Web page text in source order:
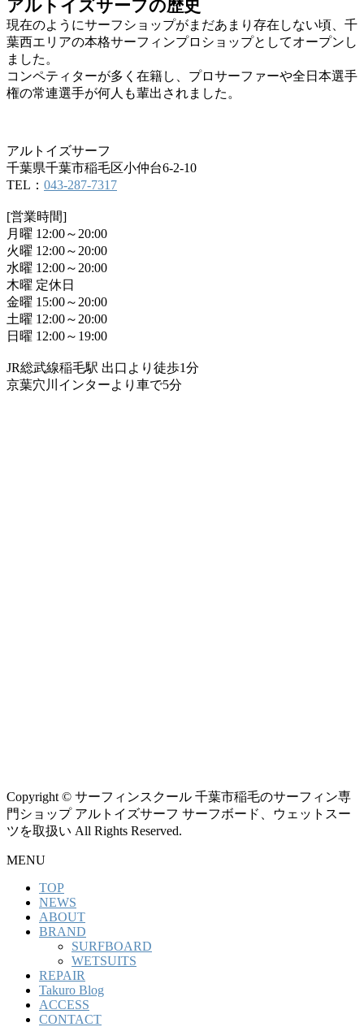
アルトイズサーフの歴史
現在のようにサーフショップがまだあまり存在しない頃、千
葉西エリアの本格サーフィンプロショップとしてオープンし
ました。
コンペティターが多く在籍し、プロサーファーや全日本選手
権の常連選手が何人も輩出されました。
アルトイズサーフ
千葉県千葉市稲毛区小仲台6-2-10
TEL： 043-287-7317
[営業時間]
月曜 12:00～20:00
火曜 12:00～20:00
水曜 12:00～20:00
木曜 定休日
金曜 15:00～20:00
土曜 12:00～20:00
日曜 12:00～19:00
JR総武線稲毛駅 出口より徒歩1分
京葉穴川インターより車で5分
Copyright © サーフィンスクール 千葉市稲毛のサーフィン専
門ショップ アルトイズサーフ サーフボード、ウェットスー
ツを取扱い All Rights Reserved.
MENU
TOP
NEWS
ABOUT
BRAND
SURFBOARD
WETSUITS
REPAIR
Takuro Blog
ACCESS
CONTACT